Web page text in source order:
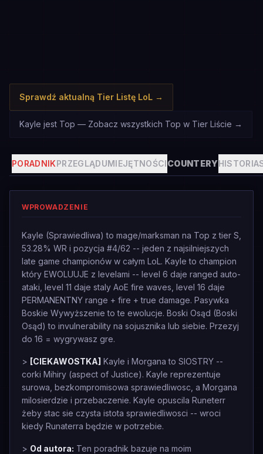
Sprawdź aktualną Tier Listę LoL →
Kayle jest Top — Zobacz wszystkich Top w Tier Liście →
PORADNIKPRZEGLĄDUMIEJĘTNOŚCICOUNTERYHISTORIA
WPROWADZENIE
Kayle (Sprawiedliwa) to mage/marksman na Top z tier S,
53.28% WR i pozycja #4/62 -- jeden z najsilniejszych
late game championów w całym LoL. Kayle to champion
który EWOLUUJE z levelami -- level 6 daje ranged auto-
ataki, level 11 daje staly AoE fire waves, level 16 daje
PERMANENTNY range + fire + true damage. Pasywka
Boskie Wywyższenie to te ewolucje. Boski Osąd (Boski
Osąd) to invulnerability na sojusznika lub siebie. Przezyj
do 16 = wygrywasz gre.
> [CIEKAWOSTKA] Kayle i Morgana to SIOSTRY --
corki Mihiry (aspect of Justice). Kayle reprezentuje
surowa, bezkompromisowa sprawiedliwosc, a Morgana
milosierdzie i przebaczenie. Kayle opuscila Runeterr
żeby stac sie czysta istota sprawiedliwosci -- wroci
kiedy Runaterra będzie w potrzebie.
> Od autora: Ten poradnik bazuje na moim